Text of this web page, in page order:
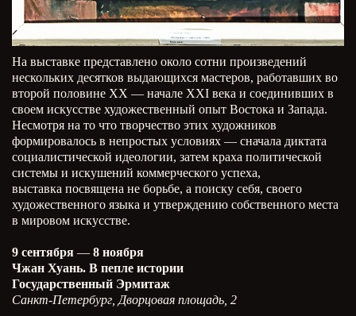
На выставке представлено около сотни произведений
нескольких десятков выдающихся мастеров, работавших во
второй половине ХХ — начале ХХI века и соединивших в
своем искусстве художественный опыт Востока и Запада.
Несмотря на то что творчество этих художников
формировалось в непростых условиях — сначала диктата
социалистической идеологии, затем краха политической
системы и искушений коммерческого успеха,
выставка посвящена не борьбе, а поиску себя, своего
художественного языка и утверждению собственного места
в мировом искусстве.
9 сентября — 8 ноября
Чжан Хуань. В пепле истории
Государственный Эрмитаж
Санкт-Петербург, Дворцовая площадь, 2